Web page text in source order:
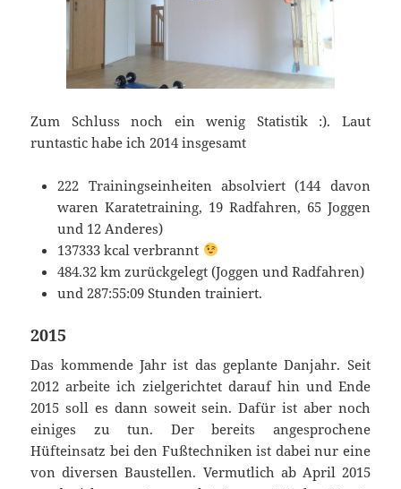
Zum Schluss noch ein wenig Statistik :). Laut
runtastic habe ich 2014 insgesamt
222 Trainingseinheiten absolviert (144 davon
waren Karatetraining, 19 Radfahren, 65 Joggen
und 12 Anderes)
137333 kcal verbrannt
484.32 km zurückgelegt (Joggen und Radfahren)
und 287:55:09Stunden trainiert.
2015
Das kommende Jahr ist das geplante Danjahr. Seit
2012 arbeite ich zielgerichtet darauf hin und Ende
2015 soll es dann soweit sein. Dafür ist aber noch
einiges zu tun. Der bereits angesprochene
Hüfteinsatz bei den Fußtechniken ist dabei nur eine
von diversen Baustellen. Vermutlich ab April 2015